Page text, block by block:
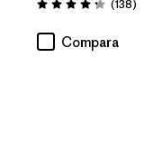
Valoración: 4.3 / 5
(138)
Compara